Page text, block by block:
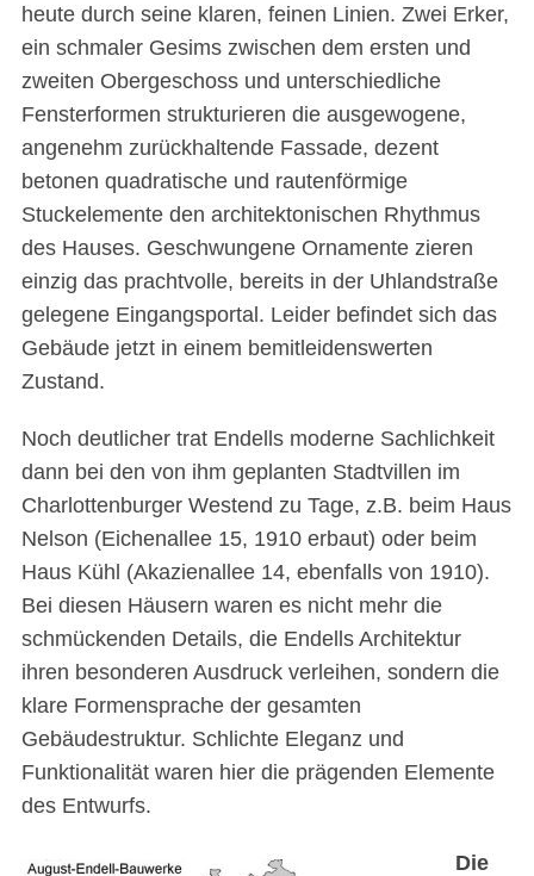
heute durch seine klaren, feinen Linien. Zwei Erker,
ein schmaler Gesims zwischen dem ersten und
zweiten Obergeschoss und unterschiedliche
Fensterformen strukturieren die ausgewogene,
angenehm zurückhaltende Fassade, dezent
betonen quadratische und rautenförmige
Stuckelemente den architektonischen Rhythmus
des Hauses. Geschwungene Ornamente zieren
einzig das prachtvolle, bereits in der Uhlandstraße
gelegene Eingangsportal. Leider befindet sich das
Gebäude jetzt in einem bemitleidenswerten
Zustand.
Noch deutlicher trat Endells moderne Sachlichkeit
dann bei den von ihm geplanten Stadtvillen im
Charlottenburger Westend zu Tage, z.B. beim Haus
Nelson (Eichenallee 15, 1910 erbaut) oder beim
Haus Kühl (Akazienallee 14, ebenfalls von 1910).
Bei diesen Häusern waren es nicht mehr die
schmückenden Details, die Endells Architektur
ihren besonderen Ausdruck verleihen, sondern die
klare Formensprache der gesamten
Gebäudestruktur. Schlichte Eleganz und
Funktionalität waren hier die prägenden Elemente
des Entwurfs.
Die